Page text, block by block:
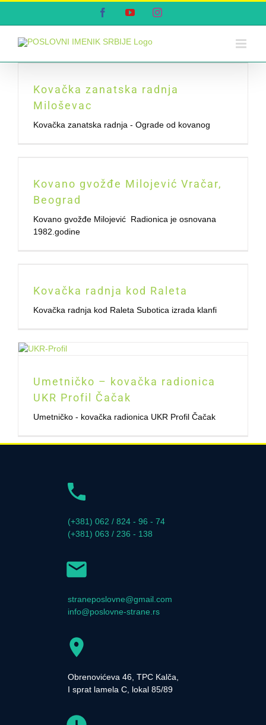
FacebookYouTubeInstagram
Kovačka zanatska radnja
Miloševac
Kovačka zanatska radnja - Ograde od kovanog
Kovano gvožđe Milojević Vračar,
Beograd
Kovano gvožđe Milojević Radionica je osnovana
1982.godine
Kovačka radnja kod Raleta
Kovačka radnja kod Raleta Subotica izrada klanfi
Umetničko – kovačka radionica
UKR Profil Čačak
Umetničko - kovačka radionica UKR Profil Čačak
(+381) 062 / 824 - 96 - 74
(+381) 063 / 236 - 138
straneposlovne@gmail.com
info@poslovne-strane.rs
Obrenovićeva 46, TPC Kalča,
I sprat lamela C, lokal 85/89